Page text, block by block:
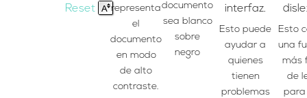
Reset
representa
el
documento
en modo
de alto
contraste.
documento
sea blanco
sobre
negro
interfaz.
Esto puede
ayudar a
quienes
tienen
problemas
Esto
una
más
de
para